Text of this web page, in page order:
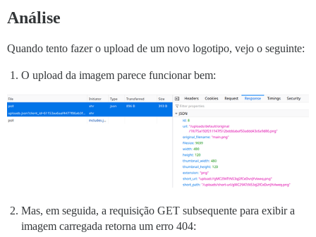
Análise
Quando tento fazer o upload de um novo logotipo, vejo o seguinte:
O upload da imagem parece funcionar bem:
Mas, em seguida, a requisição GET subsequente para exibir a
imagem carregada retorna um erro 404: